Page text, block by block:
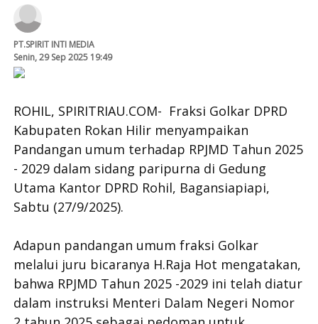
PT.SPIRIT INTI MEDIA
Senin, 29 Sep 2025 19:49
ROHIL, SPIRITRIAU.COM- Fraksi Golkar DPRD
Kabupaten Rokan Hilir menyampaikan
Pandangan umum terhadap RPJMD Tahun 2025
- 2029 dalam sidang paripurna di Gedung
Utama Kantor DPRD Rohil, Bagansiapiapi,
Sabtu (27/9/2025).
Adapun pandangan umum fraksi Golkar
melalui juru bicaranya H.Raja Hot mengatakan,
bahwa RPJMD Tahun 2025 -2029 ini telah diatur
dalam instruksi Menteri Dalam Negeri Nomor